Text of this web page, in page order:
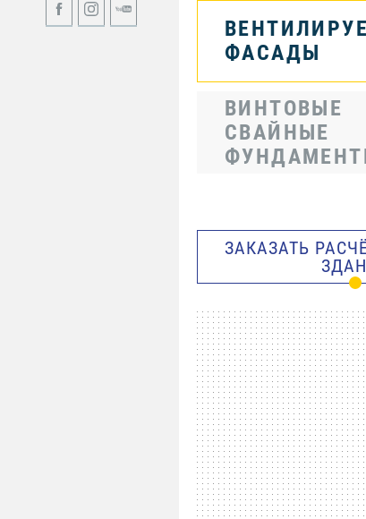
ФАСАДЫ
ВИНТОВЫЕ
СВАЙНЫЕ
ЗАКАЗАТЬ